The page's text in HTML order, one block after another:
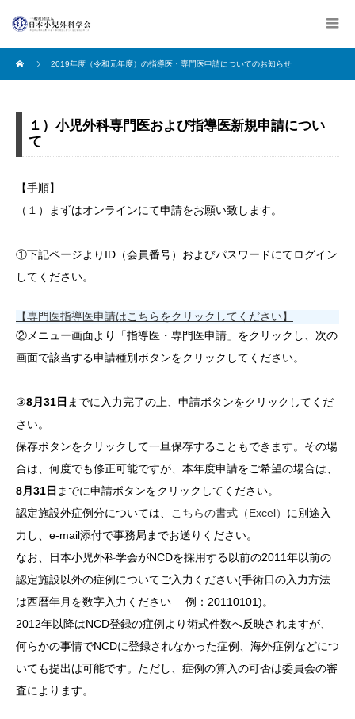
2019年度（令和元年度）の指導医・専門医申請についてのお知らせ
１）小児外科専門医および指導医新規申請につい
て
【手順】
（１）まずはオンラインにて申請をお願い致します。
①下記ページよりID（会員番号）およびパスワードにてログイン
してください。
【専門医指導医申請はこちらをクリックしてください】
②メニュー画面より「指導医・専門医申請」をクリックし、次の
画面で該当する申請種別ボタンをクリックしてください。
③8月31日 までに入力完了の上、申請ボタンをクリックしてくだ
さい。
保存ボタンをクリックして一旦保存することもできます。その場
合は、何度でも修正可能ですが、本年度申請をご希望の場合は、
8月31日 までに申請ボタンをクリックしてください。
認定施設外症例分については、
こちらの書式（Excel） に別途入
力し、e-mail添付で事務局までお送りください。
なお、日本小児外科学会がNCDを採用する以前の2011年以前の
認定施設以外の症例についてご入力ください(手術日の入力方法
は西暦年月を数字入力ください 例：20110101)。
2012年以降はNCD登録の症例より術式件数へ反映されますが、
何らかの事情でNCDに登録されなかった症例、海外症例などにつ
いても提出は可能です。ただし、症例の算入の可否は委員会の審
査によります。